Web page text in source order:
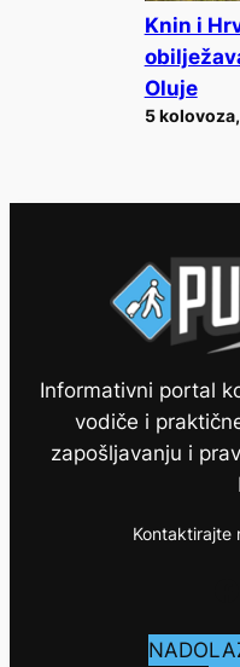
Knin i
Oluje
5
Informativni portal
vodiče i
zapošljavanju i
Kontaktirajte